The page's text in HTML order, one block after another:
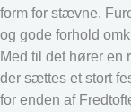
form for stævne.
og gode forhold
Med til det hører en
der sættes et stort
for enden af